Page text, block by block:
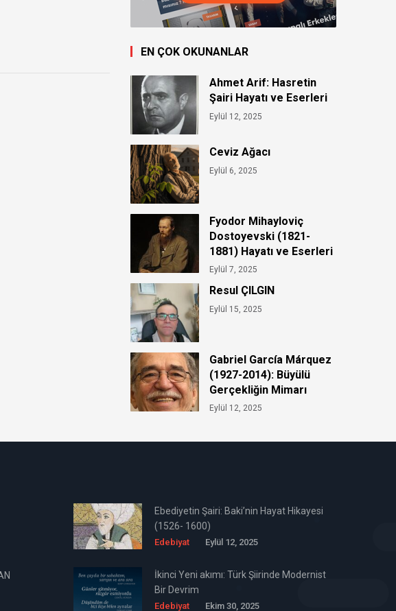
EN ÇOK OKUNANLAR
Ahmet Arif: Hasretin
Şairi Hayatı ve Eserleri
Eylül 12, 2025
Ceviz Ağacı
Eylül 6, 2025
Fyodor Mihayloviç
Dostoyevski (1821-
1881) Hayatı ve Eserleri
Eylül 7, 2025
Resul ÇILGIN
Eylül 15, 2025
Gabriel García Márquez
(1927-2014): Büyülü
Gerçekliğin Mimarı
Hayatı ve Eserleri
Eylül 12, 2025
Ebediyetin Şairi: Baki’nin Hayat Hikayesi
(1526- 1600)
Edebiyat Eylül 12, 2025
İkinci Yeni akımı: Türk Şiirinde Modernist
Bir Devrim
Edebiyat Ekim 30, 2025